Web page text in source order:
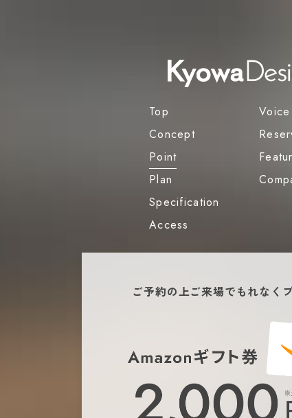
Top
Concept
Point
Plan
Specification
Access
Voice
ご予約の上ご来場でもれなく